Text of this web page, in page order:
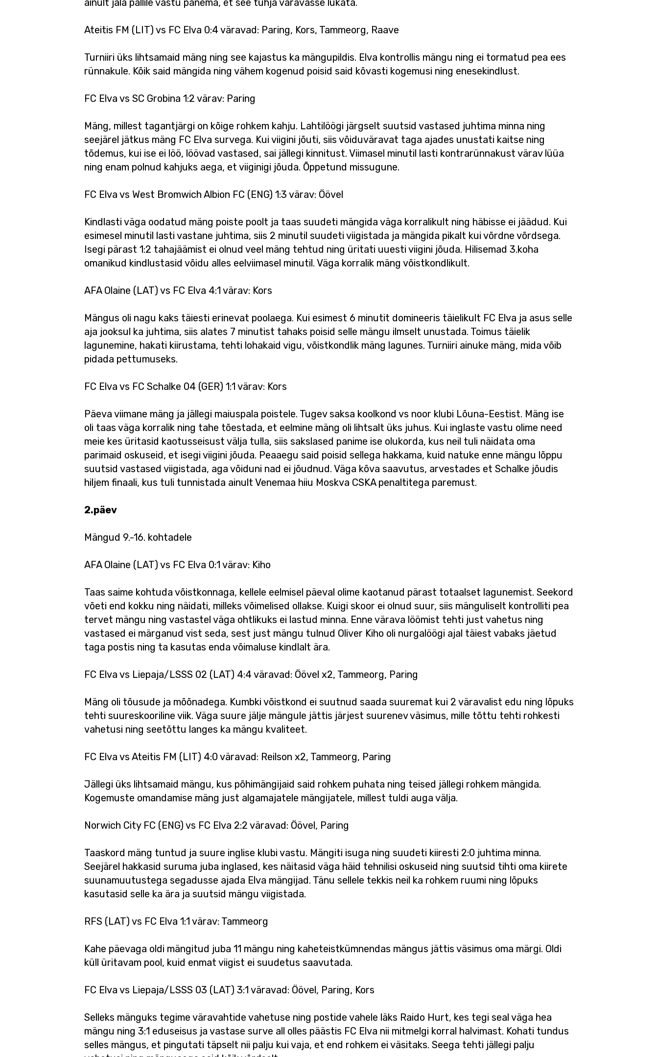
ainult jala pallile vastu panema, et see tühja väravasse lükata.
Ateitis FM (LIT) vs FC Elva 0:4 väravad: Paring, Kors, Tammeorg, Raave
Turniiri üks lihtsamaid mäng ning see kajastus ka mängupildis. Elva kontrollis mängu ning ei tormatud pea ees
rünnakule. Kõik said mängida ning vähem kogenud poisid said kõvasti kogemusi ning enesekindlust.
FC Elva vs SC Grobina 1:2 värav: Paring
Mäng, millest tagantjärgi on kõige rohkem kahju. Lahtilöögi järgselt suutsid vastased juhtima minna ning
seejärel jätkus mäng FC Elva survega. Kui viigini jõuti, siis võiduväravat taga ajades unustati kaitse ning
tõdemus, kui ise ei löö, löövad vastased, sai jällegi kinnitust. Viimasel minutil lasti kontrarünnakust värav lüüa
ning enam polnud kahjuks aega, et viiginigi jõuda. Õppetund missugune.
FC Elva vs West Bromwich Albion FC (ENG) 1:3 värav: Öövel
Kindlasti väga oodatud mäng poiste poolt ja taas suudeti mängida väga korralikult ning häbisse ei jäädud. Kui
esimesel minutil lasti vastane juhtima, siis 2 minutil suudeti viigistada ja mängida pikalt kui võrdne võrdsega.
Isegi pärast 1:2 tahajäämist ei olnud veel mäng tehtud ning üritati uuesti viigini jõuda. Hilisemad 3.koha
omanikud kindlustasid võidu alles eelviimasel minutil. Väga korralik mäng võistkondlikult.
AFA Olaine (LAT) vs FC Elva 4:1 värav: Kors
Mängus oli nagu kaks täiesti erinevat poolaega. Kui esimest 6 minutit domineeris täielikult FC Elva ja asus selle
aja jooksul ka juhtima, siis alates 7 minutist tahaks poisid selle mängu ilmselt unustada. Toimus täielik
lagunemine, hakati kiirustama, tehti lohakaid vigu, võistkondlik mäng lagunes. Turniiri ainuke mäng, mida võib
pidada pettumuseks.
FC Elva vs FC Schalke 04 (GER) 1:1 värav: Kors
Päeva viimane mäng ja jällegi maiuspala poistele. Tugev saksa koolkond vs noor klubi Lõuna-Eestist. Mäng ise
oli taas väga korralik ning tahe tõestada, et eelmine mäng oli lihtsalt üks juhus. Kui inglaste vastu olime need
meie kes üritasid kaotusseisust välja tulla, siis sakslased panime ise olukorda, kus neil tuli näidata oma
parimaid oskuseid, et isegi viigini jõuda. Peaaegu said poisid sellega hakkama, kuid natuke enne mängu lõppu
suutsid vastased viigistada, aga võiduni nad ei jõudnud. Väga kõva saavutus, arvestades et Schalke jõudis
hiljem finaali, kus tuli tunnistada ainult Venemaa hiiu Moskva CSKA penaltitega paremust.
2.päev
Mängud 9.-16. kohtadele
AFA Olaine (LAT) vs FC Elva 0:1 värav: Kiho
Taas saime kohtuda võistkonnaga, kellele eelmisel päeval olime kaotanud pärast totaalset lagunemist. Seekord
võeti end kokku ning näidati, milleks võimelised ollakse. Kuigi skoor ei olnud suur, siis mänguliselt kontrolliti pea
tervet mängu ning vastastel väga ohtlikuks ei lastud minna. Enne värava löömist tehti just vahetus ning
vastased ei märganud vist seda, sest just mängu tulnud Oliver Kiho oli nurgalöögi ajal täiest vabaks jäetud
taga postis ning ta kasutas enda võimaluse kindlalt ära.
FC Elva vs Liepaja/LSSS 02 (LAT) 4:4 väravad: Öövel x2, Tammeorg, Paring
Mäng oli tõusude ja mõõnadega. Kumbki võistkond ei suutnud saada suuremat kui 2 väravalist edu ning lõpuks
tehti suureskooriline viik. Väga suure jälje mängule jättis järjest suurenev väsimus, mille tõttu tehti rohkesti
vahetusi ning seetõttu langes ka mängu kvaliteet.
FC Elva vs Ateitis FM (LIT) 4:0 väravad: Reilson x2, Tammeorg, Paring
Jällegi üks lihtsamaid mängu, kus põhimängijaid said rohkem puhata ning teised jällegi rohkem mängida.
Kogemuste omandamise mäng just algamajatele mängijatele, millest tuldi auga välja.
Norwich City FC (ENG) vs FC Elva 2:2 väravad: Öövel, Paring
Taaskord mäng tuntud ja suure inglise klubi vastu. Mängiti isuga ning suudeti kiiresti 2:0 juhtima minna.
Seejärel hakkasid suruma juba inglased, kes näitasid väga häid tehnilisi oskuseid ning suutsid tihti oma kiirete
suunamuutustega segadusse ajada Elva mängijad. Tänu sellele tekkis neil ka rohkem ruumi ning lõpuks
kasutasid selle ka ära ja suutsid mängu viigistada.
RFS (LAT) vs FC Elva 1:1 värav: Tammeorg
Kahe päevaga oldi mängitud juba 11 mängu ning kaheteistkümnendas mängus jättis väsimus oma märgi. Oldi
küll üritavam pool, kuid enmat viigist ei suudetus saavutada.
FC Elva vs Liepaja/LSSS 03 (LAT) 3:1 väravad: Öövel, Paring, Kors
Selleks mänguks tegime väravahtide vahetuse ning postide vahele läks Raido Hurt, kes tegi seal väga hea
mängu ning 3:1 eduseisus ja vastase surve all olles päästis FC Elva nii mitmelgi korral halvimast. Kohati tundus
selles mängus, et pingutati täpselt nii palju kui vaja, et end rohkem ei väsitaks. Seega tehti jällegi palju